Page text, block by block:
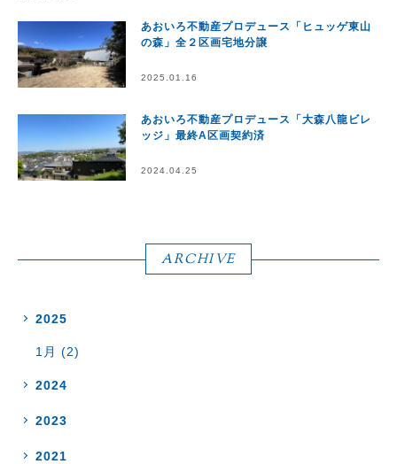
あおいろ不動産プロデュース「ヒュッゲ東山
の森」全２区画宅地分譲
2025.01.16
あおいろ不動産プロデュース「大森八龍ビレ
ッジ」最終A区画契約済
2024.04.25
ARCHIVE
2025
1月 (2)
2024
2023
2021